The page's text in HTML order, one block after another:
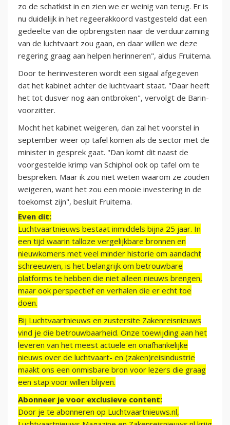
zo de schatkist in en zien we er weinig van terug. Er is
nu duidelijk in het regeerakkoord vastgesteld dat een
gedeelte van die opbrengsten naar de verduurzaming
van de luchtvaart zou gaan, en daar willen we deze
regering graag aan helpen herinneren", aldus Fruitema.
Door te herinvesteren wordt een sigaal afgegeven
dat het kabinet achter de luchtvaart staat. "Daar heeft
het tot dusver nog aan ontbroken", vervolgt de Barin-
voorzitter.
Mocht het kabinet weigeren, dan zal het voorstel in
september weer op tafel komen als de sector met de
minister in gesprek gaat. "Dan komt dit naast de
voorgestelde krimp van Schiphol ook op tafel om te
bespreken. Maar ik zou niet weten waarom ze zouden
weigeren, want het zou een mooie investering in de
toekomst zijn", besluit Fruitema.
Even dit:
Luchtvaartnieuws bestaat inmiddels bijna 25 jaar. In
een tijd waarin talloze vergelijkbare bronnen en
nieuwkomers met veel minder historie om aandacht
schreeuwen, is het belangrijk om betrouwbare
platforms te hebben die niet alleen nieuws brengen,
maar ook perspectief en verhalen die er echt toe
doen.
Bij Luchtvaartnieuws en zustersite Zakenreisnieuws
vind je die betrouwbaarheid. Onze toewijding aan het
leveren van het meest actuele en onafhankelijke
nieuws over de luchtvaart- en (zaken)reisindustrie
maakt ons een onmisbare bron voor lezers die graag
een stap voor willen blijven.
Abonneer je voor exclusieve content:
Door je te abonneren op Luchtvaartnieuws.nl,